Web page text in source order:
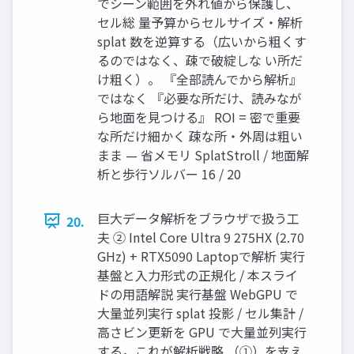
セル総 量予算からセルサイズ・解析
splat 数を逆算する（広いから粗くす
るのではなく、疎で破綻しな い所だ
け粗く）。 『全部読んでから解析』
ではなく 『必要な所だけ、読みなが
ら地面を見つける』 ROI = 密で重要
な所だけ細かく 疎な所・外周は粗い
まま — 省メモリ SplatStroll / 地面解
析と歩行ソルバー 16 / 20
20.
巨大データ解析をブラウザで扱う工
夫 ② Intel Core Ultra 9 275HX (2.70
GHz) + RTX5090 Laptopで解析 実行
基盤と入力形式の正規化 / 本スライ
ドの用語解説 実行基盤 WebGPU で
大量並列実行 splat 投影 / セル集計 /
高さビン更新を GPU で大量並列実行